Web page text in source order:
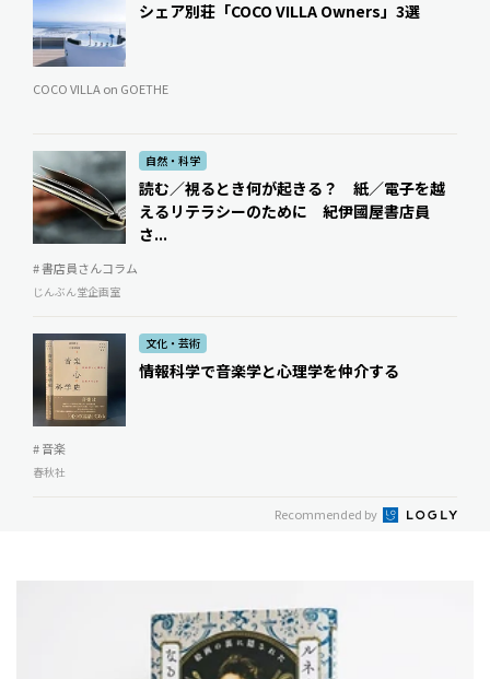
シェア別荘「COCO VILLA Owners」3選
COCO VILLA on GOETHE
自然・科学
読む／視るとき何が起きる？ 紙／電子を越
えるリテラシーのために 紀伊國屋書店員
さ...
# 書店員さんコラム
じんぶん堂企画室
文化・芸術
情報科学で音楽学と心理学を仲介する
# 音楽
春秋社
Recommended by